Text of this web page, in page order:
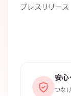
プレスリリース
安心
つな